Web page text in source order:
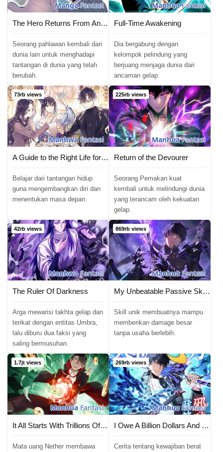
MangaFantasi
The Hero Returns From Another World
Seorang pahlawan kembali dari
dunia lain untuk menghadapi
tantangan di dunia yang telah
berubah.
ManhuaFantasi
Full-Time Awakening
Dia bergabung dengan
kelompok pelindung yang
berjuang menjaga dunia dari
ancaman gelap.
73rb views
ManhwaFantasi
A Guide to the Right Life for Rankers
Belajar dari tantangan hidup
guna mengembangkan diri dan
menentukan masa depan.
225rb views
ManhuaFantasi
Return of the Devourer
Seorang Pemakan kuat
kembali untuk melindungi dunia
yang terancam oleh kekuatan
gelap.
42rb views
ManhwaFantasi
The Ruler Of Darkness
Arga mewarisi takhta gelap dan
terikat dengan entitas Umbra,
lalu diburu dua faksi yang
saling bermusuhan.
869rb views
ManhuaFantasi
My Unbeatable Passive Skill Lets Me Deal Massive Damage!
Skill unik membuatnya mampu
memberikan damage besar
tanpa usaha berlebih.
1.7jt views
ManhuaFantasi
It All Starts With Trillions Of Nether Currency
Mata uang Nether membawa
269rb views
ManhuaFantasi
I Owe A Billion Dollars And I am Forced to Become A Worker For An Evil God
Cerita tentang kewajiban berat